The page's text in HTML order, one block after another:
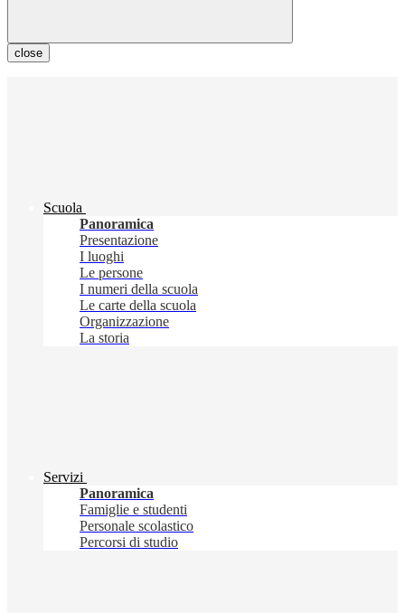
close
Scuola
Panoramica
Presentazione
I luoghi
Le persone
I numeri della scuola
Le carte della scuola
Organizzazione
La storia
Servizi
Panoramica
Famiglie e studenti
Personale scolastico
Percorsi di studio